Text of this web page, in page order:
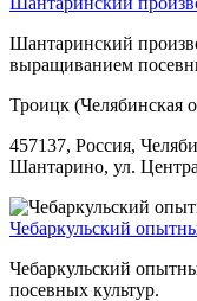
Шантаринский
выращиванием
Троицк (Челябинская
457137, Россия,
Шантарино, ул.
Чебаркульский
Чебаркульский
посевных культур.